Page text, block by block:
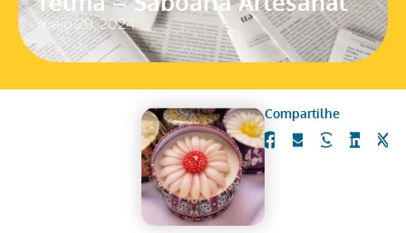
maio 29, 2024
Compartilhe